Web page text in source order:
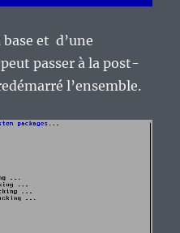
et d’une
passer à la post-
l’ensemble.